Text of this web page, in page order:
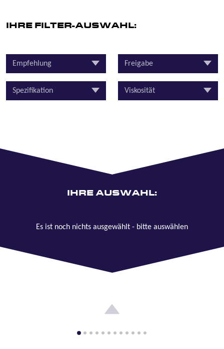
IHRE FILTER-AUSWAHL:
Empfehlung Freigabe
Spezifikation Viskosität
IHRE AUSWAHL:
Es ist noch nichts ausgewählt - bitte auswählen